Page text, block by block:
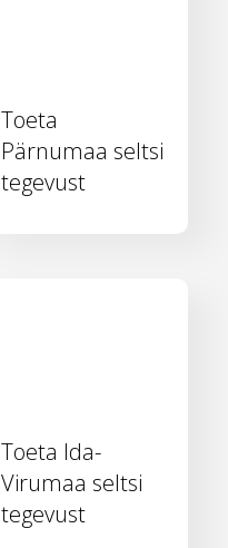
Toeta
Pärnumaa seltsi
tegevust
Toeta Ida-
Virumaa seltsi
tegevust